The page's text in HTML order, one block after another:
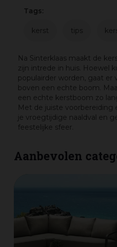
Tags:
kerst tips
Na Sinterklaas maakt de
zijn intrede in huis. Hoewel
populairder worden, gaat er
boven een echte boom.
een echte kerstboom zo
Met de juiste voorbereiding
je vroegtijdige naaldval en
feestelijke sfeer.
Aanbevolen